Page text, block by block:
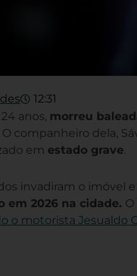
12:31
anos, morreu
companheiro dela,
em estado grave.
invadiram o imóvel
2026 na cidade.
o motorista Jesualdo